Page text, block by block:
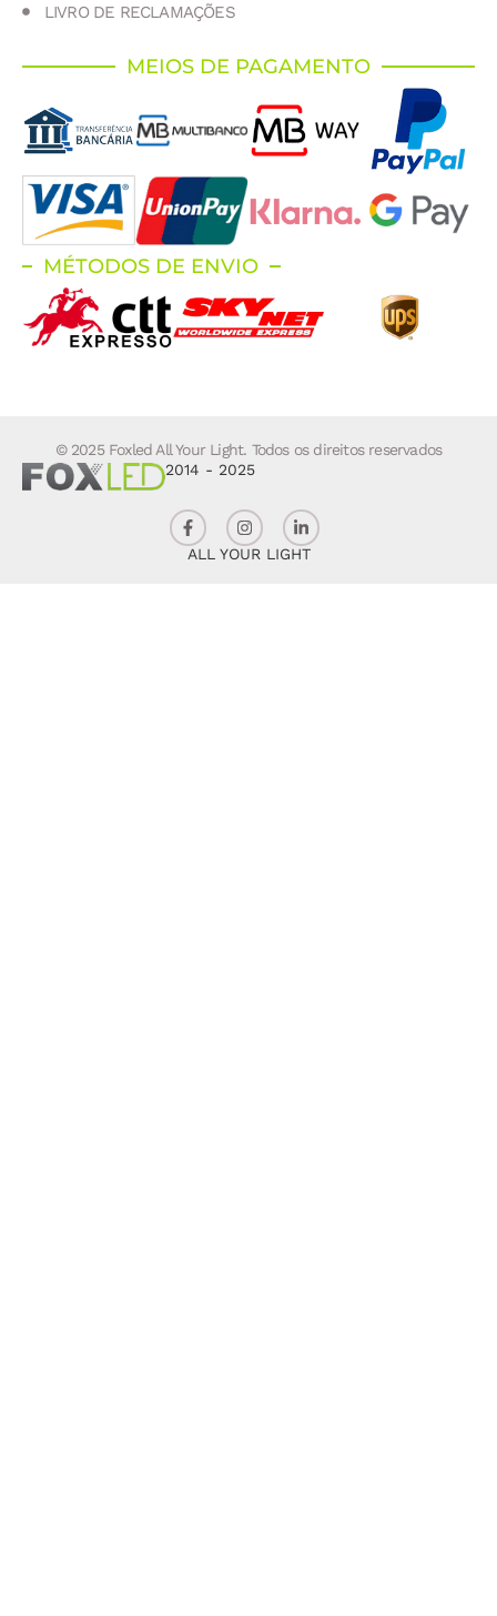
LIVRO DE RECLAMAÇÕES
MEIOS DE PAGAMENTO
MÉTODOS DE ENVIO
© 2025 Foxled All Your Light. Todos os direitos reservados
2014 - 2025
ALL YOUR LIGHT